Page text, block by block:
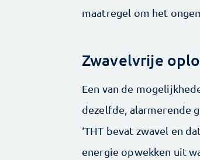
maatregel om het
Zwavelvrije
Een van de
dezelfde, alarmerende
‘THT bevat zwavel en
energie opwekken uit